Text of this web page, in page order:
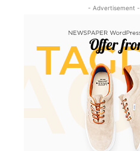
- Advertisement -